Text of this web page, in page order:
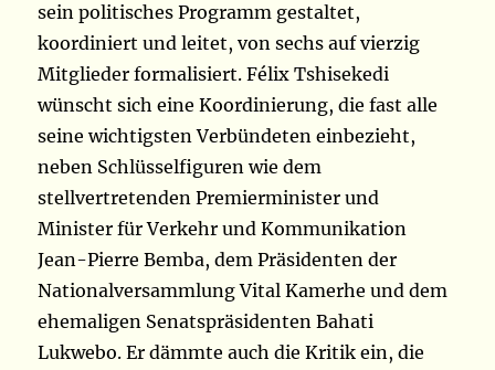
sein politisches Programm gestaltet,
koordiniert und leitet, von sechs auf vierzig
Mitglieder formalisiert. Félix Tshisekedi
wünscht sich eine Koordinierung, die fast alle
seine wichtigsten Verbündeten einbezieht,
neben Schlüsselfiguren wie dem
stellvertretenden Premierminister und
Minister für Verkehr und Kommunikation
Jean-Pierre Bemba, dem Präsidenten der
Nationalversammlung Vital Kamerhe und dem
ehemaligen Senatspräsidenten Bahati
Lukwebo. Er dämmte auch die Kritik ein, die